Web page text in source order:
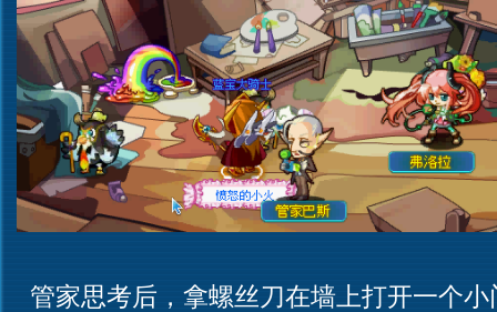
管家思考后，拿螺丝刀在墙上打开一个